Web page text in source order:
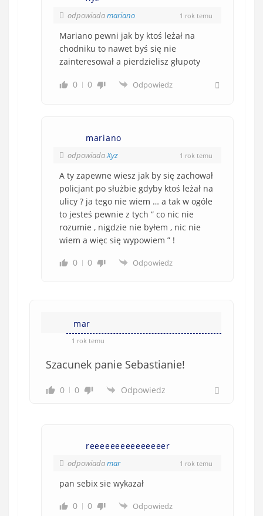
odpowiadamariano 1 rok temu
Mariano pewni jak by ktoś leżał na
chodniku to nawet byś się nie
zainteresował a pierdzielisz głupoty
0 0 Odpowiedz
mariano
odpowiadaXyz 1 rok temu
A ty zapewne wiesz jak by się zachował
policjant po służbie gdyby ktoś leżał na
ulicy ? ja tego nie wiem … a tak w ogóle
to jesteś pewnie z tych ” co nic nie
rozumie , nigdzie nie byłem , nic nie
wiem a więc się wypowiem ” !
0
0 Odpowiedz
mar
1 rok temu
Szacunek panie Sebastianie!
0 0 Odpowiedz
reeeeeeeeeeeeeeer
odpowiadamar 1 rok temu
pan sebix sie wykazał
0
0 Odpowiedz